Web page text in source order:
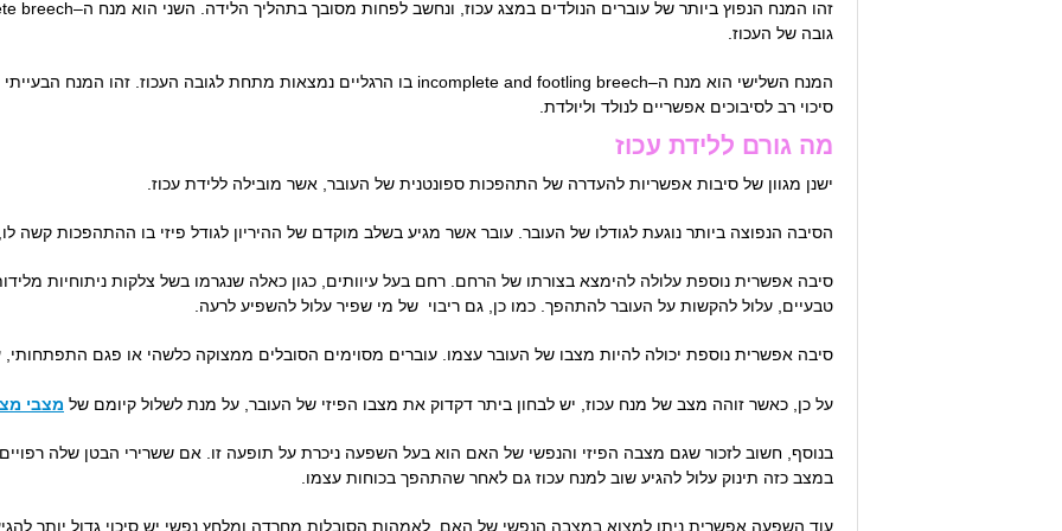
גובה של העכוז.
המנח השלישי הוא מנח ה–incomplete and footling breech בו הרגליים נמצאות מתחת לגובה העכוז. זהו המנח הבעייתי ביותר, אשר במהלך
סיכוי רב לסיבוכים אפשריים לנולד וליולדת.
מה גורם ללידת עכוז
ישנן מגוון של סיבות אפשריות להעדרה של התהפכות ספונטנית של העובר, אשר מובילה ללידת עכוז.
הסיבה הנפוצה ביותר נוגעת לגודלו של העובר. עובר אשר מגיע בשלב מוקדם של ההיריון לגודל פיזי בו ההתהפכות קשה
סיבה אפשרית נוספת עלולה להימצא בצורתו של הרחם. רחם בעל עיוותים, כגון כאלה שנגרמו בשל צלקות ניתוחיות
טבעיים, עלול להקשות על העובר להתהפך. כמו כן, גם ריבוי של מי שפיר עלול להשפיע לרעה.
סיבה אפשרית נוספת יכולה להיות מצבו של העובר עצמו. עוברים מסוימים הסובלים ממצוקה כלשהי או פגם
על כן, כאשר זוהה מצב של מנח עכוז, יש לבחון ביתר דקדוק את מצבו הפיזי של העובר, על מנת לשלול קיומם של מצבי
בנוסף, חשוב לזכור שגם מצבה הפיזי והנפשי של האם הוא בעל השפעה ניכרת על תופעה זו. אם ששרירי הבטן שלה
במצב כזה תינוק עלול להגיע שוב למנח עכוז גם לאחר שהתהפך בכוחות עצמו.
עוד השפעה אפשרית ניתן למצוא במצבה הנפשי של האם. לאמהות הסובלות מחרדה ומלחץ נפשי יש סיכוי גדול יותר